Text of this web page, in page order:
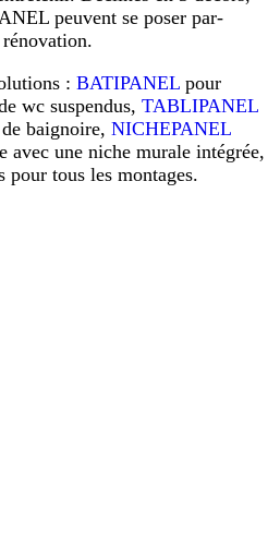
peuvent se poser par-
: BATIPANEL pour
wc suspendus, TABLIPANEL
baignoire, NICHEPANEL
avec une niche murale intégrée,
pour tous les montages.